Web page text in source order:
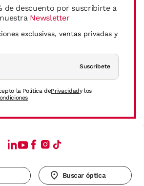
de descuento por suscribirte a
nuestra Newsletter
exclusivas, ventas privadas y
Suscríbete
la Política dePrivacidady los
Buscar óptica